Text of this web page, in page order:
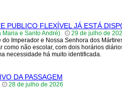
PUBLICO FLEXÍVEL JÁ ESTÁ
Maria e Santo André)
29 de julho de
do Imperador e Nossa Senhora dos
como não escolar, com dois horários
necessidade há muito identificada.
DA PASSAGEM
28 de julho de 2026